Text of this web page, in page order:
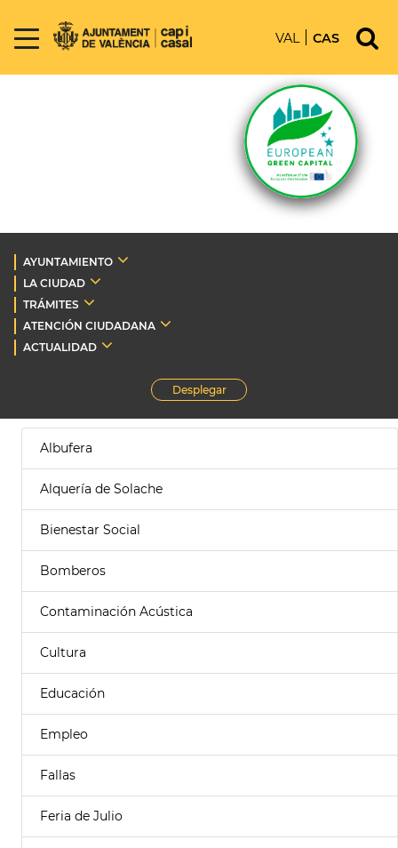
VAL CAS
AYUNTAMIENTO
LA CIUDAD
TRÁMITES
ATENCIÓN CIUDADANA
ACTUALIDAD
Desplegar
Albufera
Alquería de Solache
Bienestar Social
Bomberos
Contaminación Acústica
Cultura
Educación
Empleo
Fallas
Feria de Julio